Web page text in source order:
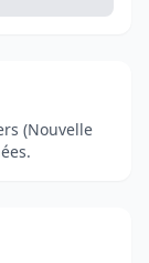
(Nouvelle